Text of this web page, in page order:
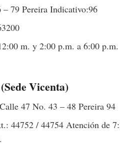
– 79 Pereira Indicativo:96
m. y 2:00 p.m. a 6:00 p.m.
Vicenta)
Calle 47 No. 43 – 48 Pereira 94
44752 / 44754 Atención de